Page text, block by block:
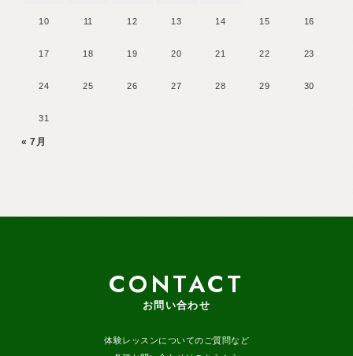
10 11 12 13 14 15 16
17 18 19 20 21 22 23
24 25 26 27 28 29 30
31
« 7月
CONTACT
お問い合わせ
体験レッスンについてのご質問など